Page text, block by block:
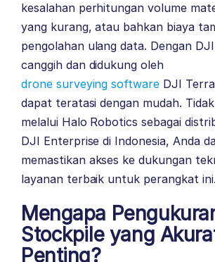
kesalahan perhitungan volume
yang kurang, atau bahkan biaya
pengolahan ulang data. Dengan
canggih dan didukung oleh
drone surveying software DJI
dapat teratasi dengan mudah.
melalui Halo Robotics sebagai
DJI Enterprise di Indonesia, Anda
memastikan akses ke dukungan
layanan terbaik untuk perangkat ini.
Mengapa
Stockpile yang
Penting?